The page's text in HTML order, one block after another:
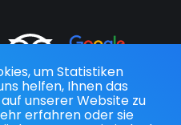
uns
um Statistiken
helfen, Ihnen das
unserer Website zu
erfahren oder sie